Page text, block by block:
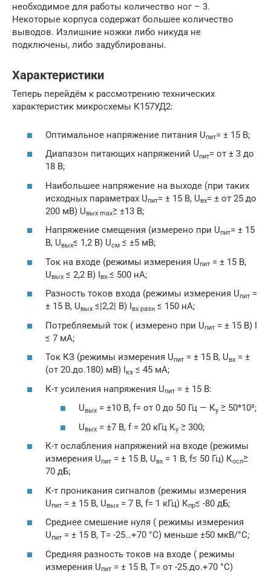
необходимое для работы количество ног – 3.
Некоторые корпуса содержат большее количество
выводов. Излишние ножки либо никуда не
подключены, либо задублированы.
Характеристики
Теперь перейдём к рассмотрению технических
характеристик микросхемы К157УД2:
Оптимальное напряжение питания Uпит= ± 15 В;
Диапазон питающих напряжений Uпит= от ± 3 до
18 В;
Наибольшее напряжение на выходе (при таких
исходных параметрах Uпит= ± 15 В, Uвх= ± от 25 до
200 мВ) Uвых max≥ ±13 В;
Напряжение смещения (измерено при Uпит= ± 15
В, Uвых≤ 1,2 В) Uсм ≤ ±5 мВ;
Ток на входе (режимы измерения Uпит = ± 15 В,
Uвых ≤ 2,2 В) Iвх.≤ 500 нА;
Разность токов входа (режимы измерения Uпит =
± 15 В, Uвых ≤|2,2| В) Iвх разн ≤ 150 нА;
Потребляемый ток ( измерено при Uпит = ± 15 В) I
≤ 7 мА;
Ток КЗ (режимы измерения Uпит = ± 15 В, Uвх = ±
(от 20.до.180) мВ) Iкз ≤ 45 мА;
К-т усиления напряжения Uпит = ± 15 В:
Uвых = ±10 В, f= от 0 до 50 Гц — Ку ≥ 50*10³;
Uвых = ±7 В, f = 20 кГц Ку ≥ 300;
К-т ослабления напряжений на входе (режимы
измерения Uпит = ± 15 В, Uвх = 1 В, f≤ 50 Гц) Косл≥
70 дБ;
К-т проникания сигналов (режимы измерения
Uпит = ± 15 В, Uвых = 7 В, f= 1 кГц) Кпр≤ -80 дБ;
Среднее смешение нуля ( режимы измерения
Uпит = ± 15 В, T= -25…+70 °C) меньше ±50 мкВ/°C;
Средняя разность токов на входе ( режимы
измерения Uпит = ± 15 В, T= от -25.до.+70 °C)